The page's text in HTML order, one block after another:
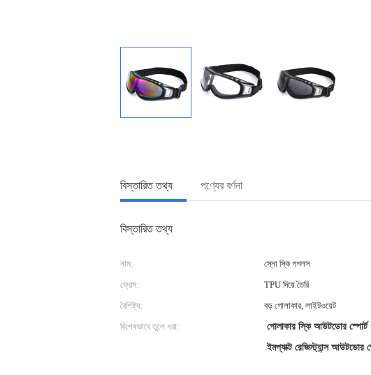
বিস্তারিত তথ্য পণ্যের বর্ণনা
বিস্তারিত তথ্য
নাম: স্নো স্কি গগলস
ফ্রেম:
TPU দিয়ে তৈরি
বৈশিষ্ট্য:
বড় গোলাকার, লাইটওয়েট
বিশেষভাবে তুলে ধরা:
গোলাকার স্কি আউটডোর
ইমপ্যাক্ট রেজিস্ট্যান্স আউটডোর